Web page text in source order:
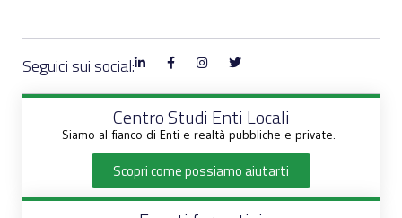
Seguici sui social:
Centro Studi Enti Locali
Siamo al fianco di Enti e realtà pubbliche e private.
Scopri come possiamo aiutarti